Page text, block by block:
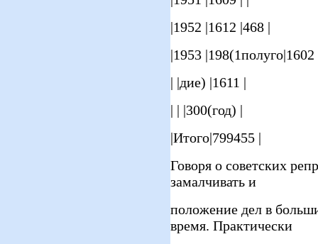
|1952 |1612 |468 |
|1953 |198(1полуго|1602
| |дие) |1611 |
| | |300(год) |
|Итого|799455 |
Говоря о советских
замалчивать и
положение дел в
время. Практически